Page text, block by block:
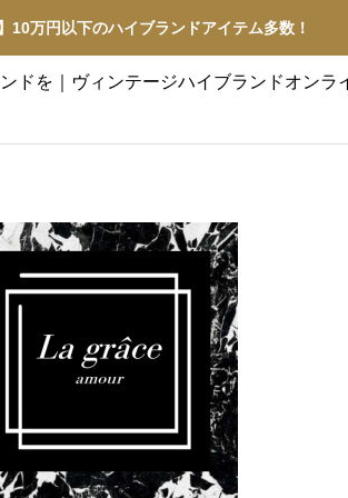
10万円以下のハイブランドアイテム多数！
ドを｜ヴィンテージハイブランドオンラ